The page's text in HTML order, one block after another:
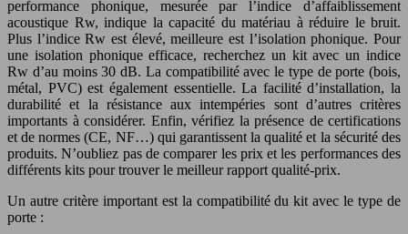
performance phonique, mesurée par l’indice d’affaiblissement
acoustique Rw, indique la capacité du matériau à réduire le bruit.
Plus l’indice Rw est élevé, meilleure est l’isolation phonique. Pour
une isolation phonique efficace, recherchez un kit avec un indice
Rw d’au moins 30 dB. La compatibilité avec le type de porte (bois,
métal, PVC) est également essentielle. La facilité d’installation, la
durabilité et la résistance aux intempéries sont d’autres critères
importants à considérer. Enfin, vérifiez la présence de certifications
et de normes (CE, NF…) qui garantissent la qualité et la sécurité des
produits. N’oubliez pas de comparer les prix et les performances des
différents kits pour trouver le meilleur rapport qualité-prix.
Un autre critère important est la compatibilité du kit avec le type de
porte :